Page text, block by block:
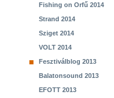
Fishing on Orfű 2014
Strand 2014
Sziget 2014
VOLT 2014
Fesztiválblog 2013
Balatonsound 2013
EFOTT 2013